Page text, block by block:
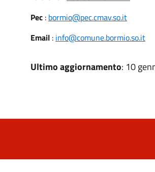
Pec: bormio@pec.cmav.so.it
Email: info@comune.bormio.so.it
Ultimo aggiornamento: 10